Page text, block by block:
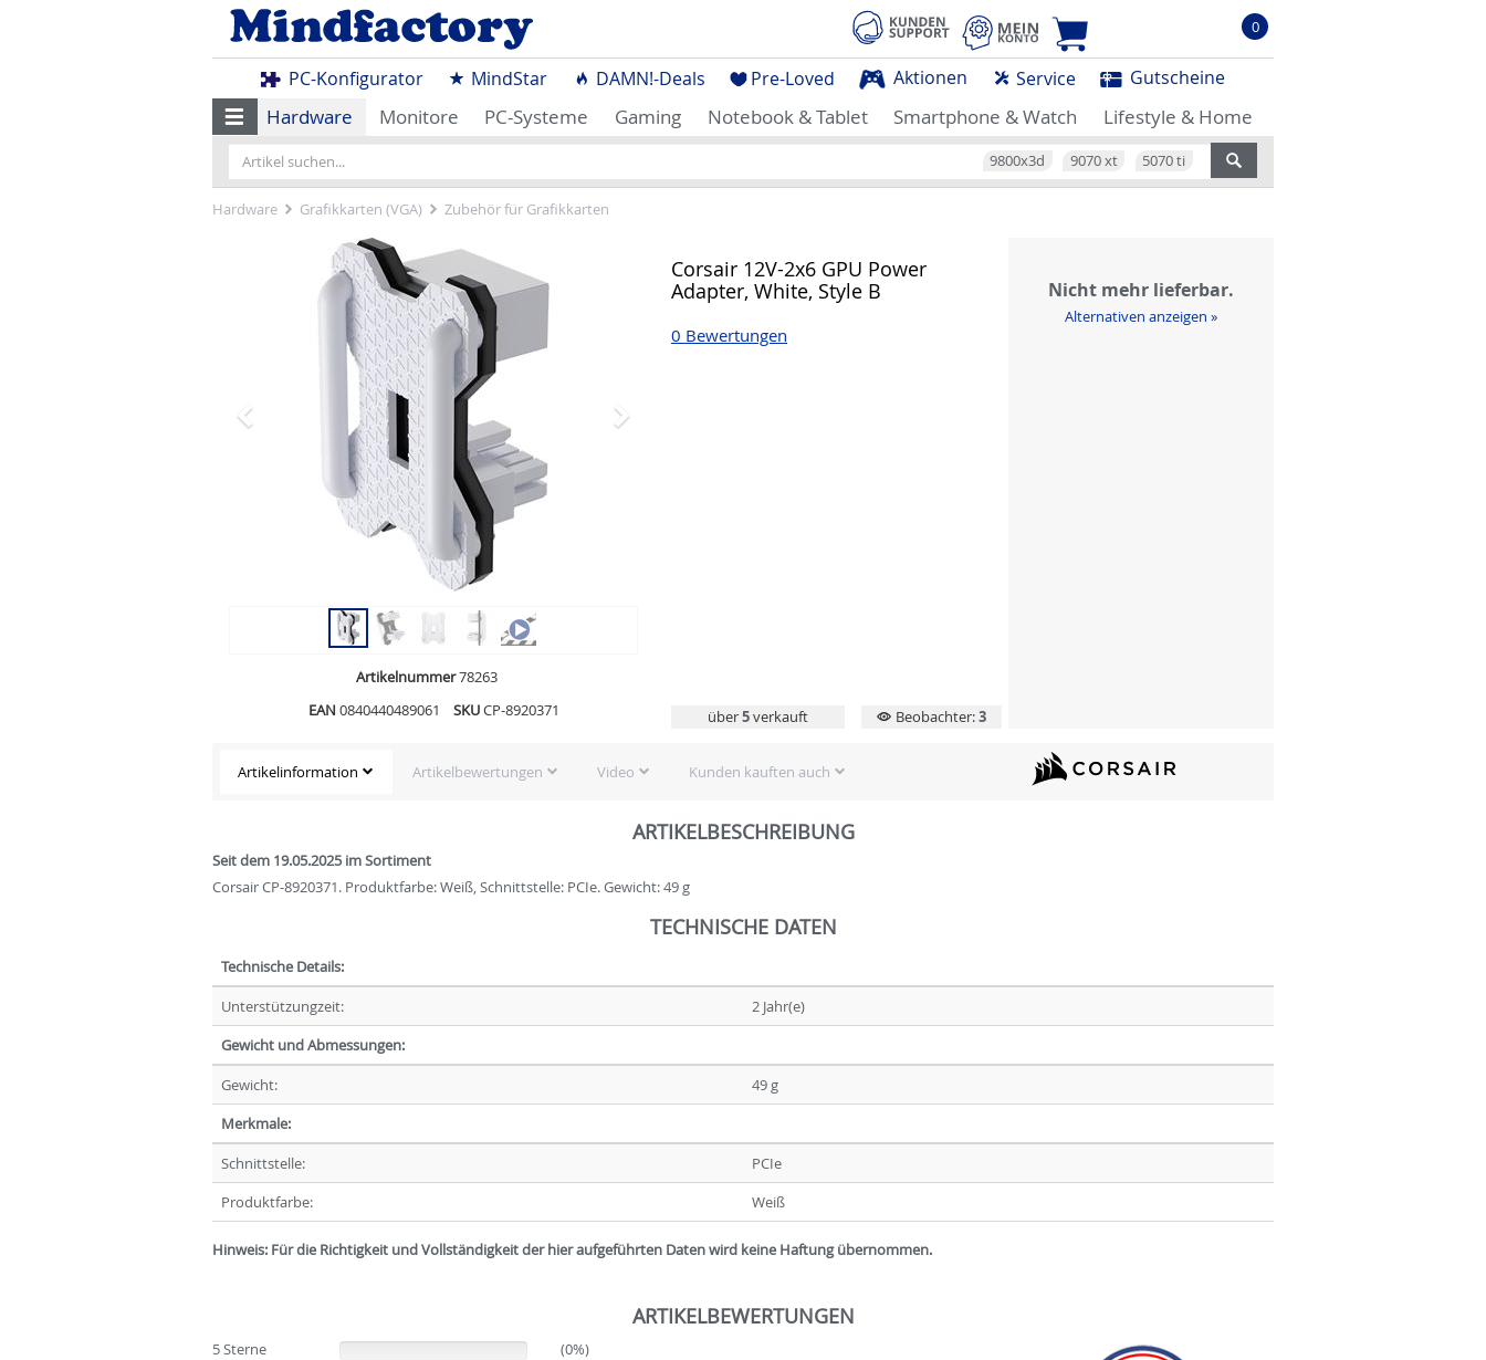
0
PC-Konfigurator MindStar DAMN!-Deals Pre-Loved Aktionen Service Gutscheine
Hardware Monitore PC-Systeme Gaming Notebook & Tablet Smartphone & Watch Lifestyle & Home
9800x3d 9070 xt 5070 ti
Hardware Grafikkarten (VGA) Zubehör für Grafikkarten
Artikelnummer78263
EAN 0840440489061 SKUCP-8920371
Corsair 12V-2x6 GPU Power
Adapter, White, Style B
0 Bewertungen
über5verkauft Beobachter:3
Nicht mehr lieferbar.
Alternativen anzeigen »
Artikelinformation Artikelbewertungen Video Kunden kauften auch
ARTIKELBESCHREIBUNG
Seit dem 19.05.2025 im Sortiment
Corsair CP-8920371. Produktfarbe: Weiß, Schnittstelle: PCIe. Gewicht: 49 g
TECHNISCHE DATEN
Technische Details:
Unterstützungzeit:
2 Jahr(e)
Gewicht und Abmessungen:
Gewicht:
49 g
Merkmale:
Schnittstelle:
PCIe
Produktfarbe:
Weiß
Hinweis: Für die Richtigkeit und Vollständigkeit der hier aufgeführten Daten wird keine Haftung übernommen.
ARTIKELBEWERTUNGEN
5 Sterne
(0%)